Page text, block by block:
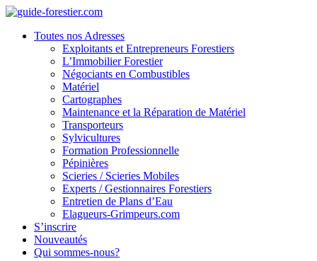
Toutes nos Adresses
Exploitants et Entrepreneurs Forestiers
L’Immobilier Forestier
Négociants en Combustibles
Matériel
Cartographes
Maintenance et la Réparation de Matériel
Transporteurs
Sylvicultures
Formation Professionnelle
Pépinières
Scieries / Scieries Mobiles
Experts / Gestionnaires Forestiers
Entretien de Plans d’Eau
Elagueurs-Grimpeurs.com
S’inscrire
Nouveautés
Qui sommes-nous?